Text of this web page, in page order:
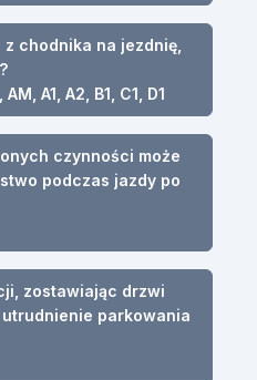
chodnika na jezdnię,
A1, A2, B1, C1, D1
czynności może
podczas jazdy po
zostawiając drzwi
parkowania